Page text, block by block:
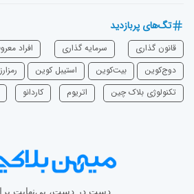
تگ‌های پربازدید
قانون گذاری سرمایه‌ گذاری افراد
دوج‌کوین
بیت‌کوین استیبل کوین
تکنولوژی بلاک چین
اتریوم ‌کاردانو
دست در دست، بی‌نهایت